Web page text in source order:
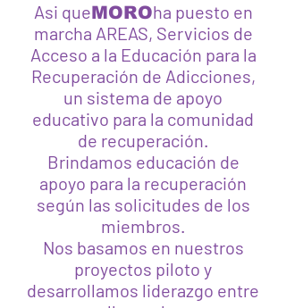
Asi queMOROha puesto en
marcha AREAS, Servicios de
Acceso a la Educación para la
Recuperación de Adicciones,
un sistema de apoyo
educativo para la comunidad
de recuperación.
Brindamos educación de
apoyo para la recuperación
según las solicitudes de los
miembros.
Nos basamos en nuestros
proyectos piloto y
desarrollamos liderazgo entre